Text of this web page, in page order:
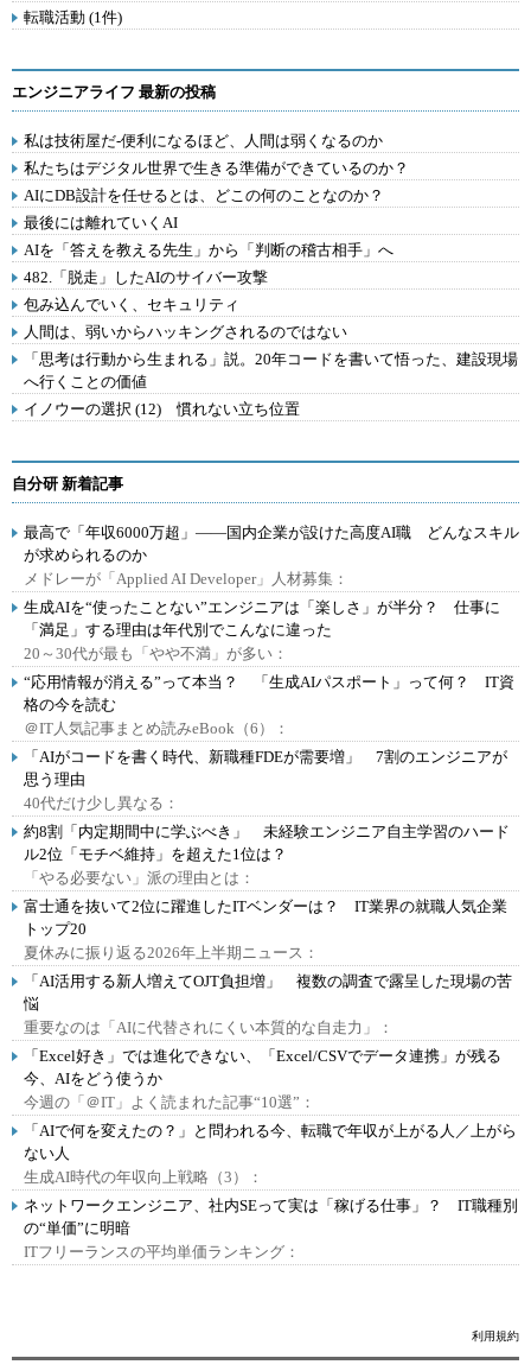
転職活動 (1件)
エンジニアライフ 最新の投稿
私は技術屋だ-便利になるほど、人間は弱くなるのか
私たちはデジタル世界で生きる準備ができているのか？
AIにDB設計を任せるとは、どこの何のことなのか？
最後には離れていくAI
AIを「答えを教える先生」から「判断の稽古相手」へ
482.「脱走」したAIのサイバー攻撃
包み込んでいく、セキュリティ
人間は、弱いからハッキングされるのではない
「思考は行動から生まれる」説。20年コードを書いて悟った、建設現場
へ行くことの価値
イノウーの選択 (12) 慣れない立ち位置
自分研 新着記事
最高で「年収6000万超」――国内企業が設けた高度AI職 どんなスキル
が求められるのか
メドレーが「Applied AI Developer」人材募集：
生成AIを“使ったことない”エンジニアは「楽しさ」が半分？ 仕事に
「満足」する理由は年代別でこんなに違った
20～30代が最も「やや不満」が多い：
“応用情報が消える”って本当？ 「生成AIパスポート」って何？ IT資
格の今を読む
＠IT人気記事まとめ読みeBook（6）：
「AIがコードを書く時代、新職種FDEが需要増」 7割のエンジニアが
思う理由
40代だけ少し異なる：
約8割「内定期間中に学ぶべき」 未経験エンジニア自主学習のハード
ル2位「モチベ維持」を超えた1位は？
「やる必要ない」派の理由とは：
富士通を抜いて2位に躍進したITベンダーは？ IT業界の就職人気企業
トップ20
夏休みに振り返る2026年上半期ニュース：
「AI活用する新人増えてOJT負担増」 複数の調査で露呈した現場の苦
悩
重要なのは「AIに代替されにくい本質的な自走力」：
「Excel好き」では進化できない、「Excel/CSVでデータ連携」が残る
今、AIをどう使うか
今週の「＠IT」よく読まれた記事“10選”：
「AIで何を変えたの？」と問われる今、転職で年収が上がる人／上がら
ない人
生成AI時代の年収向上戦略（3）：
ネットワークエンジニア、社内SEって実は「稼げる仕事」？ IT職種別
の“単価”に明暗
ITフリーランスの平均単価ランキング：
利用規約